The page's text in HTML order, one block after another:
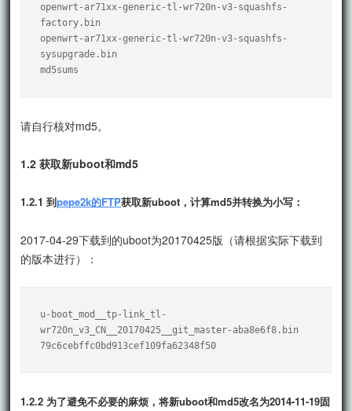
openwrt-ar71xx-generic-tl-wr720n-v3-squashfs-
factory.bin
openwrt-ar71xx-generic-tl-wr720n-v3-squashfs-
sysupgrade.bin
md5sums
请自行核对md5。
1.2 获取新uboot和md5
1.2.1 到pepe2k的FTP获取新uboot，计算md5并转换为小写：
2017-04-29下载到的uboot为20170425版（请根据实际下载到
的版本进行）：
u-boot_mod__tp-link_tl-
wr720n_v3_CN__20170425__git_master-aba8e6f8.bin
79c6cebffc0bd913cef109fa62348f50
1.2.2 为了避免不必要的麻烦，将新uboot和md5改名为2014-11-19固